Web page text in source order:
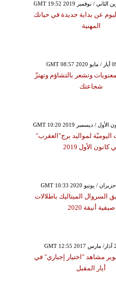
عن بداية جديدة في حياتك
المهنية
وتشعر بالتشاؤم وتهتزّ
شجاعتك
اليوميّة لمواليد برج"العقرب"
كانون الأول 2019
السروال الميتاليك باطلالات
صيفية أنيقة 2020
مشاهد "اختيار إجباري" في
أيار المقبل